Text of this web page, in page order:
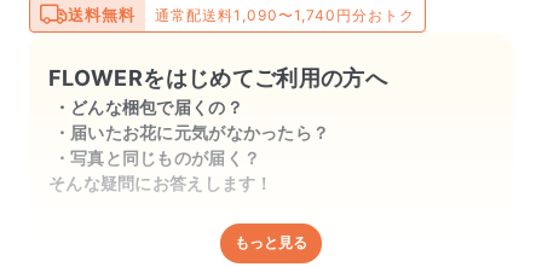
送料無料 通常配送料1,090〜1,740円分おトク
FLOWERをはじめてご利用の方へ
どんな梱包で届くの？
届いたお花に元気がなかったら？
写真と同じものが届く？
そんな疑問にお答えします！
どんな梱包で届くの？
もっと見る